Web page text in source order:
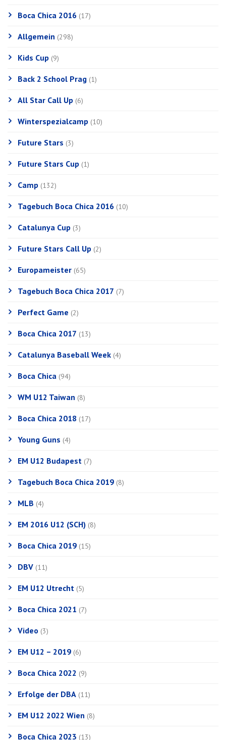
Boca Chica 2016 (17)
Allgemein (298)
Kids Cup (9)
Back 2 School Prag (1)
All Star Call Up (6)
Winterspezialcamp (10)
Future Stars (3)
Future Stars Cup (1)
Camp (132)
Tagebuch Boca Chica 2016 (10)
Catalunya Cup (3)
Future Stars Call Up (2)
Europameister (65)
Tagebuch Boca Chica 2017 (7)
Perfect Game (2)
Boca Chica 2017 (13)
Catalunya Baseball Week (4)
Boca Chica (94)
WM U12 Taiwan (8)
Boca Chica 2018 (17)
Young Guns (4)
EM U12 Budapest (7)
Tagebuch Boca Chica 2019 (8)
MLB (4)
EM 2016 U12 (SCH) (8)
Boca Chica 2019 (15)
DBV (11)
EM U12 Utrecht (5)
Boca Chica 2021 (7)
Video (3)
EM U12 – 2019 (6)
Boca Chica 2022 (9)
Erfolge der DBA (11)
EM U12 2022 Wien (8)
Boca Chica 2023 (13)